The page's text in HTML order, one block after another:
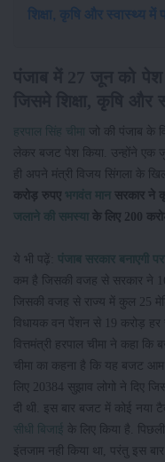
शिक्षा, कृषि और स्वास्थ्य में
हरपाल सिंह चीमा
जो की पंजाब के
लेकर बजट पेश किया. उन्होंने एक
ही अपने मंत्री विजय सिंगला के
करोड़ रुपए भगवंत मान सरकार ने
जलाने की समस्या के लिए 200
ये भी पढ़ें: पंजाब सरकार बनाएगी
कम है जिसकी वजह से सरकार ने
जिसकी वजह से राज्य में कुल 25
विधायक वन पेंशन से 19 करोड़
वित्तमंत्री हरपाल चीमा ने कहा
चीमा का कहना है कि यह बजट
लिए 20384 सुझाव लोगो ने दिए
दी थी. इस बार बजट में कोई नया
सीधी बिजाई
के लिए किया है.
इंतजाम नही किया था, परंतु इस